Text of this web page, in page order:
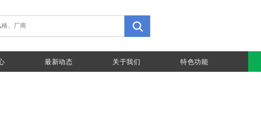
最新动态 关于我们 特色功能